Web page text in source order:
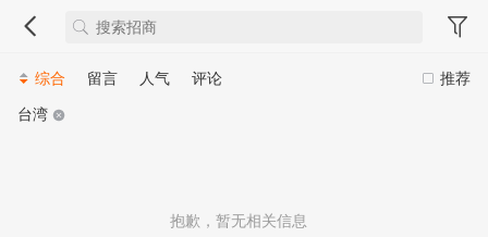
推荐
综合 留言 人气
评论
台湾
抱歉，暂无相关信息